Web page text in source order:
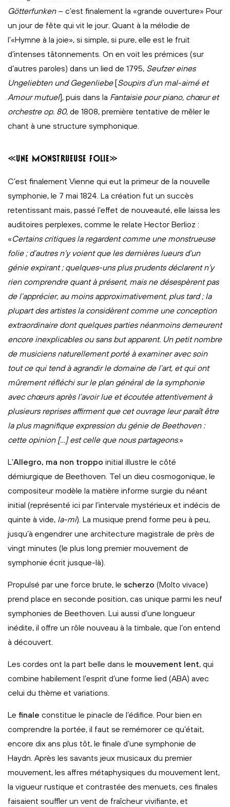
Götterfunken– c’est finalement la «grande ouverture» Pour
un jour de fête qui vit le jour. Quant à la mélodie de
l’«Hymne à la joie», si simple, si pure, elle est le fruit
d’intenses tâtonnements. On en voit les prémices (sur
d’autres paroles) dans un lied de 1795, Seufzer eines
Ungeliebten und Gegenliebe[Soupirs d’un mal-aimé et
Amour mutuel], puis dans la Fantaisie pour piano, chœur et
orchestre op. 80, de 1808, première tentative de mêler le
chant à une structure symphonique.
«UNE MONSTRUEUSE FOLIE»
C’est finalement Vienne qui eut la primeur de la nouvelle
symphonie, le 7 mai 1824. La création fut un succès
retentissant mais, passé l’effet de nouveauté, elle laissa les
auditoires perplexes, comme le relate Hector Berlioz :
«Certains critiques la regardent comme une monstrueuse
folie ; d’autres n’y voient que les dernières lueurs d’un
génie expirant ; quelques-uns plus prudents déclarent n’y
rien comprendre quant à présent, mais ne désespèrent pas
de l’apprécier, au moins approximativement, plus tard ; la
plupart des artistes la considèrent comme une conception
extraordinaire dont quelques parties néanmoins demeurent
encore inexplicables ou sans but apparent. Un petit nombre
de musiciens naturellement porté à examiner avec soin
tout ce qui tend à agrandir le domaine de l’art, et qui ont
mûrement réfléchi sur le plan général de la symphonie
avec chœurs après l’avoir lue et écoutée attentivement à
plusieurs reprises affirment que cet ouvrage leur paraît être
la plus magnifique expression du génie de Beethoven :
cette opinion […] est celle que nous partageons.»
L’Allegro, ma non troppo initial illustre le côté
démiurgique de Beethoven. Tel un dieu cosmogonique, le
compositeur modèle la matière informe surgie du néant
initial (représenté ici par l’intervale mystérieux et indécis de
quinte à vide, la-mi). La musique prend forme peu à peu,
jusqu’à engendrer une architecture magistrale de près de
vingt minutes (le plus long premier mouvement de
symphonie écrit jusque-là).
Propulsé par une force brute, le scherzo (Molto vivace)
prend place en seconde position, cas unique parmi les neuf
symphonies de Beethoven. Lui aussi d’une longueur
inédite, il offre un rôle nouveau à la timbale, que l’on entend
à découvert.
Les cordes ont la part belle dans le mouvement lent, qui
combine habilement l’esprit d’une forme lied (ABA) avec
celui du thème et variations.
Le finale constitue le pinacle de l’édifice. Pour bien en
comprendre la portée, il faut se remémorer ce qu’était,
encore dix ans plus tôt, le finale d’une symphonie de
Haydn. Après les savants jeux musicaux du premier
mouvement, les affres métaphysiques du mouvement lent,
la vigueur rustique et contrastée des menuets, ces finales
faisaient souffler un vent de fraîcheur vivifiante, et